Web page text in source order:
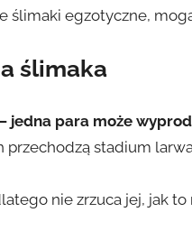
ślimaki egzotyczne,
ślimaka
jedna para może
stadium
nie zrzuca jej, jak